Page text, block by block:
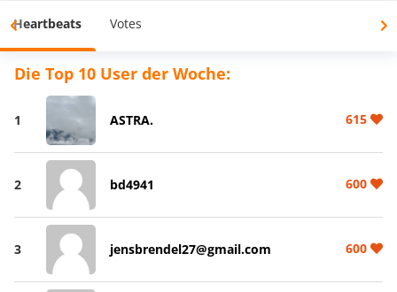
Heartbeats Votes
Die Top 10 User der Woche:
1 ASTRA. 615
2 bd4941 600
3 jensbrendel27@gmail.com 600